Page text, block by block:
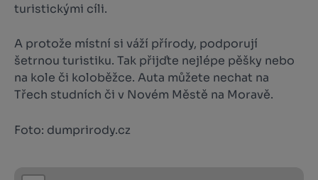
turistickými cíli.
A protože místní si váží přírody, podporují
šetrnou turistiku. Tak přijďte nejlépe pěšky nebo
na kole či koloběžce. Auta můžete nechat na
Třech studních či v Novém Městě na Moravě.
Foto: dumprirody.cz